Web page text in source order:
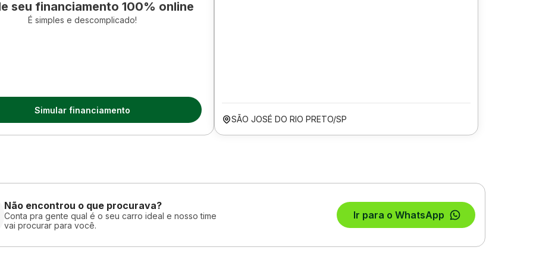
seu financiamento 100% online
É simples e descomplicado!
Simular financiamento
SÃO JOSÉ DO RIO PRETO/SP
Não encontrou o que procurava?
Conta pra gente qual é o seu carro ideal e nosso time
vai procurar para você.
Ir para o WhatsApp